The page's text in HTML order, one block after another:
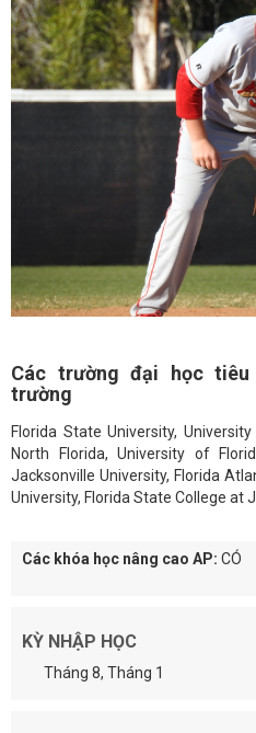
Các trường đại học
trường
Florida State University,
North Florida, University of
Jacksonville University, Florida
University, Florida State College at
Các khóa học nâng cao AP: CÓ
KỲ NHẬP HỌC
Tháng 8, Tháng 1